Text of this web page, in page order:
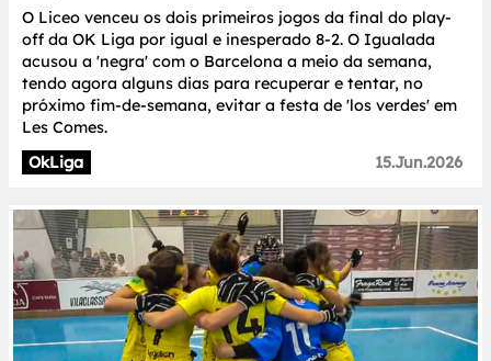
O Liceo venceu os dois primeiros jogos da final do play-
off da OK Liga por igual e inesperado 8-2. O Igualada
acusou a 'negra' com o Barcelona a meio da semana,
tendo agora alguns dias para recuperar e tentar, no
próximo fim-de-semana, evitar a festa de 'los verdes' em
Les Comes.
OkLiga
15.Jun.2026